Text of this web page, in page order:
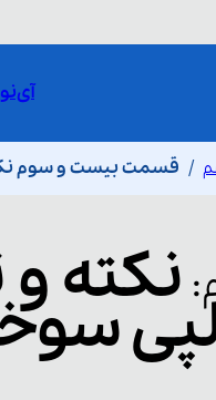
آی‌نو
قسمت بیست و سوم
: نکته